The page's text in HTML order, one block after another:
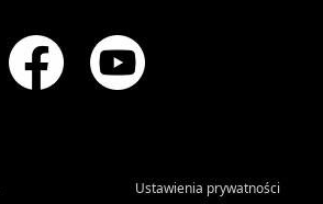
Ustawienia prywatności